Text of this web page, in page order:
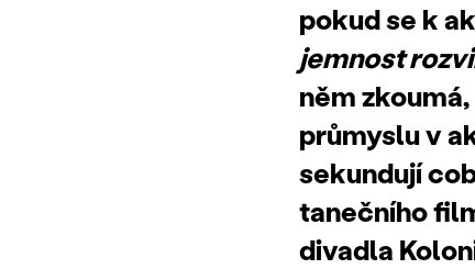
pokud se k
jemnost
něm
průmyslu v
sekundují
tanečního
divadla